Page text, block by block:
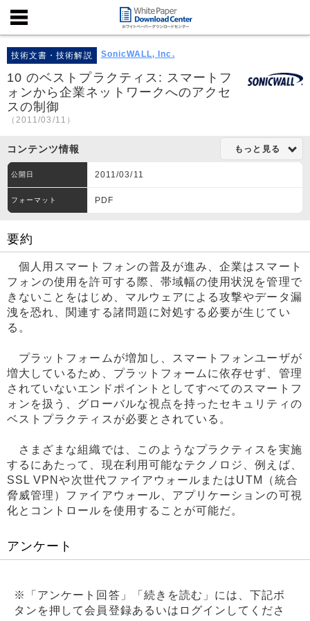
技術文書・技術解説 SonicWALL, Inc.
10 のベストプラクティス: スマートフ
ォンから企業ネットワークへのアクセ
スの制御
（2011/03/11）
コンテンツ情報 もっと見る
公開日 2011/03/11
フォーマット PDF
要約
個人用スマートフォンの普及が進み、企業はスマート
フォンの使用を許可する際、帯域幅の使用状況を管理で
きないことをはじめ、マルウェアによる攻撃やデータ漏
洩を恐れ、関連する諸問題に対処する必要が生じてい
る。
プラットフォームが増加し、スマートフォンユーザが
増大しているため、プラットフォームに依存せず、管理
されていないエンドポイントとしてすべてのスマートフ
ォンを扱う、グローバルな視点を持ったセキュリティの
ベストプラクティスが必要とされている。
さまざまな組織では、このようなプラクティスを実施
するにあたって、現在利用可能なテクノロジ、例えば、
SSL VPNや次世代ファイアウォールまたはUTM（統合
脅威管理）ファイアウォール、アプリケーションの可視
化とコントロールを使用することが可能だ。
アンケート
※「アンケート回答」「続きを読む」には、下記ボ
タンを押して会員登録あるいはログインしてくださ